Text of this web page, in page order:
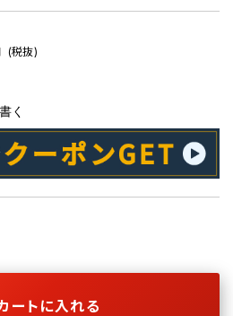
(税抜)
く
ートに入れる